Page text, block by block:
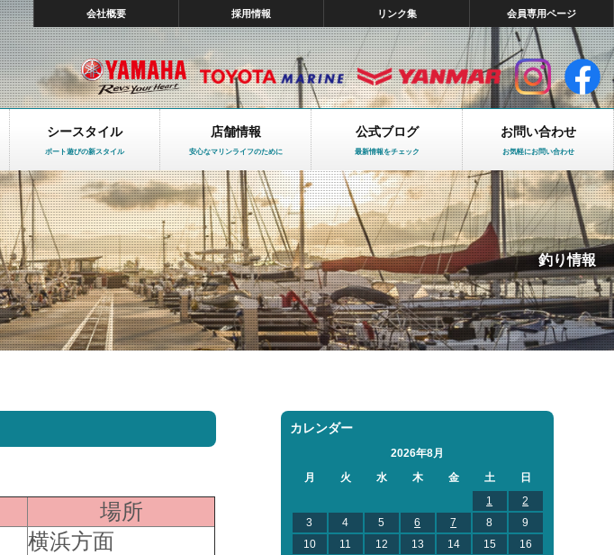
会社概要 採用情報 リンク集 会員専用ページ
シースタイル
ボート遊びの新スタイル
店舗情報
安心なマリンライフのために
公式ブログ
最新情報をチェック
お問い合わせ
お気軽にお問い合わせ
釣り情報
場所
横浜方面
カレンダー
2026年8月
月
火 水 木 金 土
日
1
2
3
4 5 6 7 8
9
10
11 12 13 14 15
16